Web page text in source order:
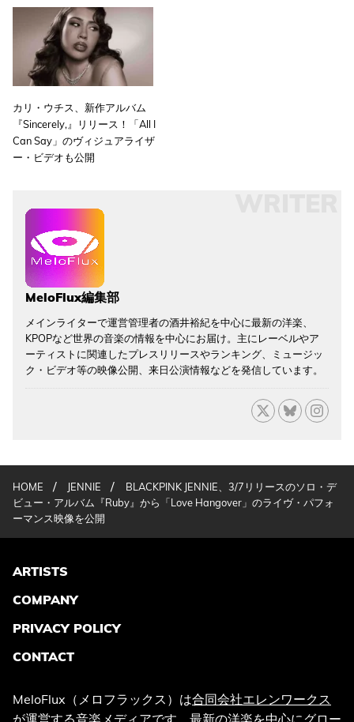
カリ・ウチス、新作アルバム
『Sincerely,』リリース！「All I
Can Say」のヴィジュアライザ
ー・ビデオも公開
MeloFlux編集部
メインライターで運営管理者の酒井裕紀を中心に最新の洋楽、
KPOPなど世界の音楽の情報を中心にお届け。主にレーベルやア
ーティストに関連したプレスリリースやランキング、ミュージッ
ク・ビデオ等の映像公開、来日公演情報などを発信しています。
HOME / JENNIE /
BLACKPINK JENNIE、3/7リリースのソロ・デ
ビュー・アルバム『Ruby』から「Love Hangover」のライヴ・パフォ
ーマンス映像を公開
ARTISTS
COMPANY
PRIVACY POLICY
CONTACT
MeloFlux（メロフラックス）は合同会社エレンワークス